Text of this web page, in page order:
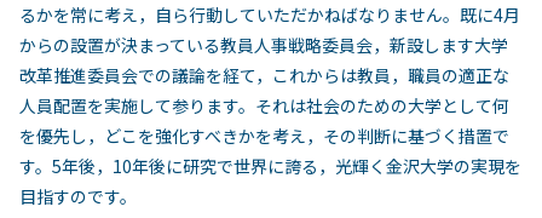
るかを常に考え，自ら行動していただかねばなりません。既に4月
からの設置が決まっている教員人事戦略委員会，新設します大学
改革推進委員会での議論を経て，これからは教員，職員の適正な
人員配置を実施して参ります。それは社会のための大学として何
を優先し，どこを強化すべきかを考え，その判断に基づく措置で
す。5年後，10年後に研究で世界に誇る，光輝く金沢大学の実現を
目指すのです。